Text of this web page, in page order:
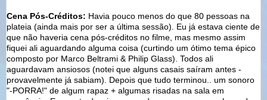
Cena Pós-Créditos: Havia pouco menos do que 80 pessoas na
plateia (ainda mais por ser a última sessão). Eu já estava ciente de
que não haveria cena pós-créditos no filme, mas mesmo assim
fiquei ali aguardando alguma coisa (curtindo um ótimo tema épico
composto por Marco Beltrami & Philip Glass). Todos ali
aguardavam ansiosos (notei que alguns casais saíram antes -
provavelmente já sabiam). Depois que tudo terminou.. um sonoro
"-PORRA!" de algum rapaz + algumas risadas na sala em